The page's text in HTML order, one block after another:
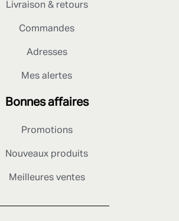
Livraison & retours
Commandes
Adresses
Mes alertes
Bonnes affaires
Promotions
Nouveaux produits
Meilleures ventes